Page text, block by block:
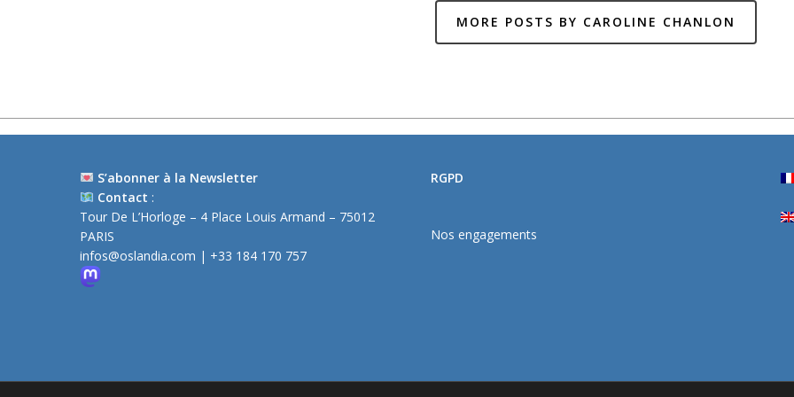
MORE POSTS BY CAROLINE CHANLON
S’abonner à la Newsletter
Contact :
Tour De L’Horloge – 4 Place Louis Armand – 75012
PARIS
infos@oslandia.com | +33 184 170 757
RGPD
Nos engagements